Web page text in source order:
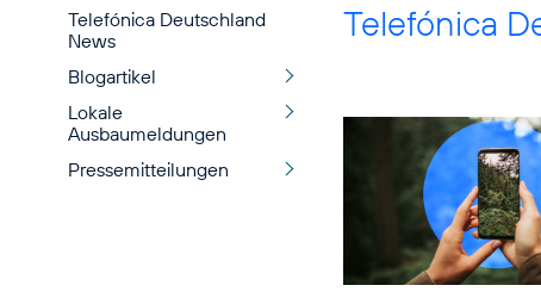
Telefónica Deutschland
News
Blogartikel
Lokale
Ausbaumeldungen
Pressemitteilungen
Telefónica